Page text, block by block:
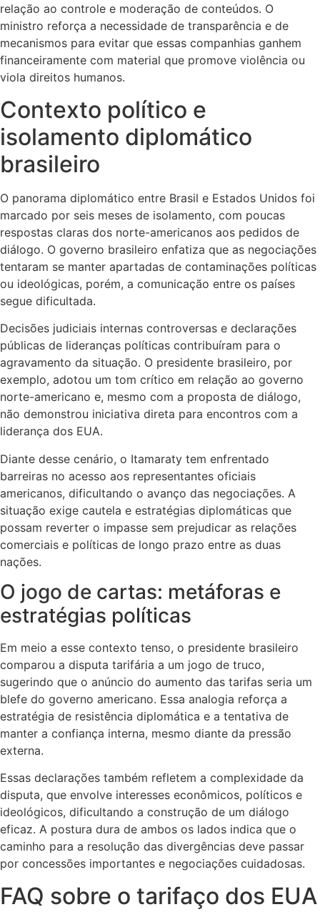
relação ao controle e moderação de conteúdos. O
ministro reforça a necessidade de transparência e de
mecanismos para evitar que essas companhias ganhem
financeiramente com material que promove violência ou
viola direitos humanos.
Contexto político e
isolamento diplomático
brasileiro
O panorama diplomático entre Brasil e Estados Unidos foi
marcado por seis meses de isolamento, com poucas
respostas claras dos norte-americanos aos pedidos de
diálogo. O governo brasileiro enfatiza que as negociações
tentaram se manter apartadas de contaminações políticas
ou ideológicas, porém, a comunicação entre os países
segue dificultada.
Decisões judiciais internas controversas e declarações
públicas de lideranças políticas contribuíram para o
agravamento da situação. O presidente brasileiro, por
exemplo, adotou um tom crítico em relação ao governo
norte-americano e, mesmo com a proposta de diálogo,
não demonstrou iniciativa direta para encontros com a
liderança dos EUA.
Diante desse cenário, o Itamaraty tem enfrentado
barreiras no acesso aos representantes oficiais
americanos, dificultando o avanço das negociações. A
situação exige cautela e estratégias diplomáticas que
possam reverter o impasse sem prejudicar as relações
comerciais e políticas de longo prazo entre as duas
nações.
O jogo de cartas: metáforas e
estratégias políticas
Em meio a esse contexto tenso, o presidente brasileiro
comparou a disputa tarifária a um jogo de truco,
sugerindo que o anúncio do aumento das tarifas seria um
blefe do governo americano. Essa analogia reforça a
estratégia de resistência diplomática e a tentativa de
manter a confiança interna, mesmo diante da pressão
externa.
Essas declarações também refletem a complexidade da
disputa, que envolve interesses econômicos, políticos e
ideológicos, dificultando a construção de um diálogo
eficaz. A postura dura de ambos os lados indica que o
caminho para a resolução das divergências deve passar
por concessões importantes e negociações cuidadosas.
FAQ sobre o tarifaço dos EUA